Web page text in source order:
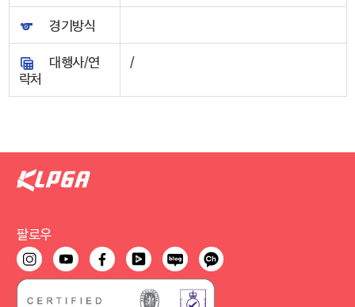
경기방식
대행사/연
락처
/
팔로우